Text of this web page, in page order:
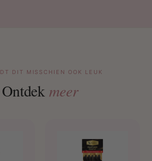
DIT MISSCHIEN OOK LEUK
Ontdek meer